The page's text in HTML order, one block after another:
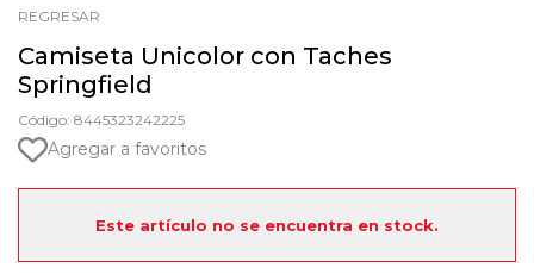
REGRESAR
Camiseta Unicolor con Taches
Springfield
Código: 8445323242225
Agregar a favoritos
Este artículo no se encuentra en stock.